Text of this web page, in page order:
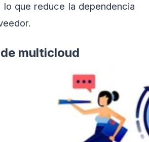
lo que reduce la dependencia
multicloud